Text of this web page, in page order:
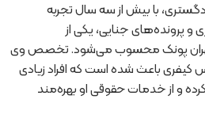
با بیش از سه سال تجربه
پرونده‌های جنایی، یکی از
پونک محسوب می‌شود. تخصص وی
باعث شده است که افراد زیادی
و از خدمات حقوقی او بهره‌مند